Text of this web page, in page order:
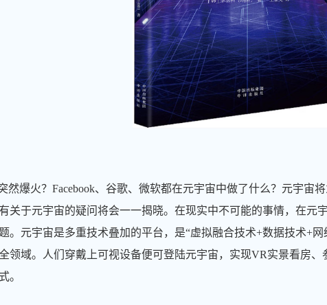
然爆火？Facebook、谷歌、微软都在元宇宙中做了什么？元宇宙
关于元宇宙的疑问将会一一揭晓。在现实中不可能的事情，在元
。元宇宙是多重技术叠加的平台，是“虚拟融合技术+数据技术+
领域。人们穿戴上可视设备便可登陆元宇宙，实现VR实景看房
。